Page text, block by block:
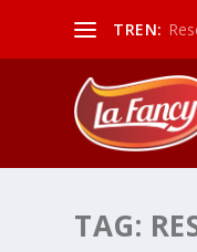
TREN:
TAG: